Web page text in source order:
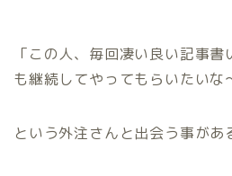
「この人、毎回凄い良い記事
も継続してやってもらいたいな
という外注さんと出会う事があ